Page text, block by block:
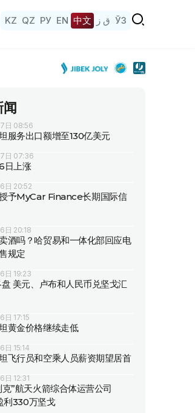
KZ QZ РУ EN 中文 ق ز ЎЗ
日 08:56
服务出口额增至130亿美元
日 07:36
日上涨
日 20:52
予MyCar Finance长期国际信
日 20:18
酒吗？哈贸易和一体化部回应电
规定
日 19:23
美元、卢布和人民币兑坚戈汇
日 17:15
黄金价格继续走低
日 15:14
飞行员和空乘人员薪资期望居首
日 12:31
克”航天火箭综合体运营公司
利330万坚戈